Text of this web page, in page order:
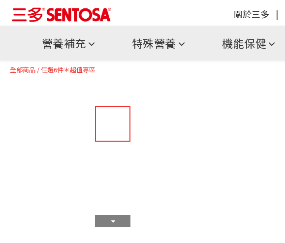
營養補充 特殊營養 機能保健
關於三多 |
全部商品 /任選6件＊超值專區